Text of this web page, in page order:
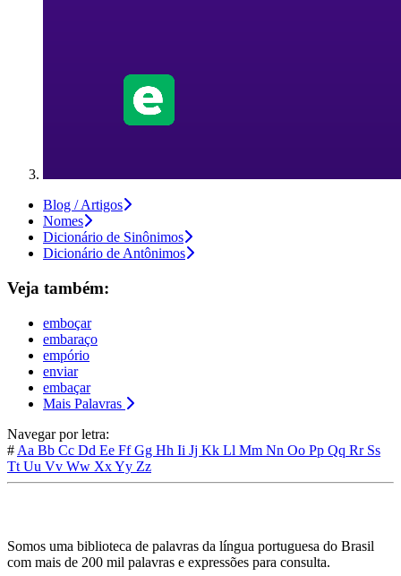
Blog / Artigos
Nomes
Dicionário de Sinônimos
Dicionário de Antônimos
Veja também:
emboçar
embaraço
empório
enviar
embaçar
Mais Palavras
Navegar por letra:
# Aa Bb Cc Dd Ee FfGg Hh Ii Jj Kk Ll Mm Nn Oo Pp Qq Rr Ss
Tt Uu Vv Ww XxYy Zz
Somos uma biblioteca de palavras da língua portuguesa do Brasil
com mais de 200 mil palavras e expressões para consulta.